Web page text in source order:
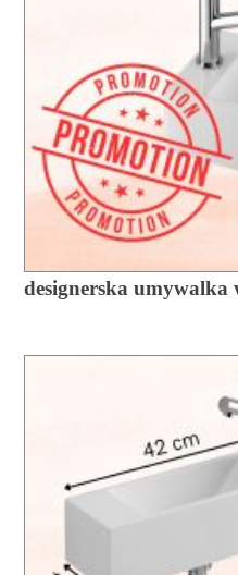
designerska umywalka